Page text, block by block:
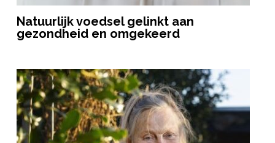
Natuurlijk voedsel gelinkt aan
gezondheid en omgekeerd